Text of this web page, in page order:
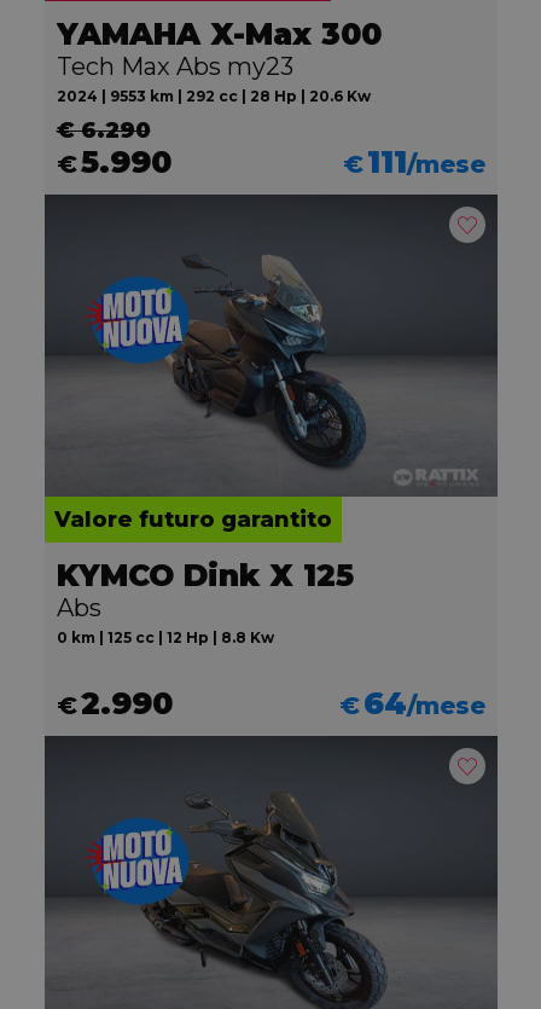
YAMAHA X-Max 300
Tech Max Abs my23
2024 | 9553 km | 292 cc | 28 Hp | 20.6 Kw
€ 6.290
€5.990 €111/mese
Valore futuro garantito
KYMCO Dink X 125
Abs
0 km | 125 cc | 12 Hp | 8.8 Kw
€2.990 €64/mese